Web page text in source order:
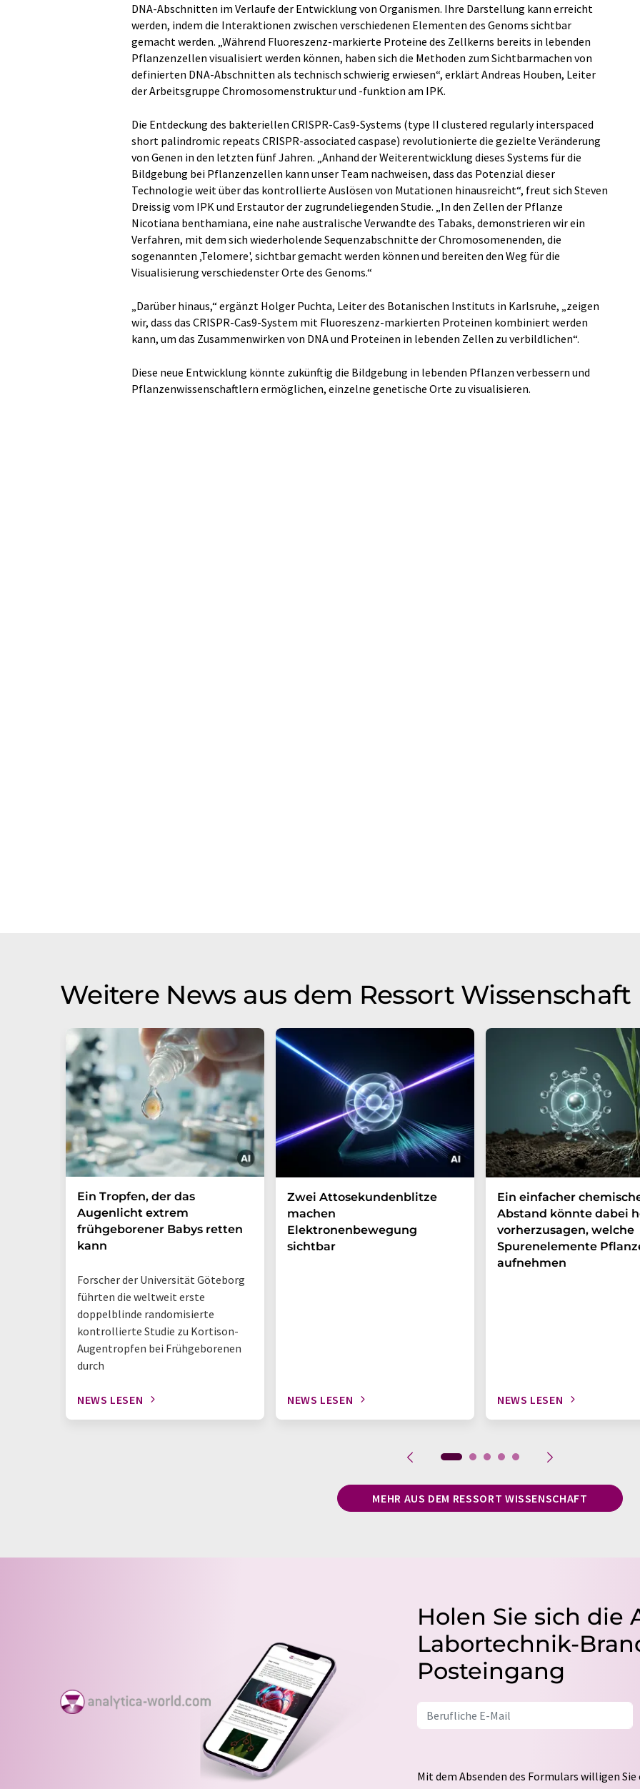
DNA-Abschnitten im Verlaufe der Entwicklung von Organismen. Ihre Darstellung kann erreicht
werden, indem die Interaktionen zwischen verschiedenen Elementen des Genoms sichtbar
gemacht werden. „Während Fluoreszenz-markierte Proteine des Zellkerns bereits in lebenden
Pflanzenzellen visualisiert werden können, haben sich die Methoden zum Sichtbarmachen von
definierten DNA-Abschnitten als technisch schwierig erwiesen“, erklärt Andreas Houben, Leiter
der Arbeitsgruppe Chromosomenstruktur und -funktion am IPK.
Die Entdeckung des bakteriellen CRISPR-Cas9-Systems (type II clustered regularly interspaced
short palindromic repeats CRISPR-associated caspase) revolutionierte die gezielte Veränderung
von Genen in den letzten fünf Jahren. „Anhand der Weiterentwicklung dieses Systems für die
Bildgebung bei Pflanzenzellen kann unser Team nachweisen, dass das Potenzial dieser
Technologie weit über das kontrollierte Auslösen von Mutationen hinausreicht“, freut sich Steven
Dreissig vom IPK und Erstautor der zugrundeliegenden Studie. „In den Zellen der Pflanze
Nicotiana benthamiana, eine nahe australische Verwandte des Tabaks, demonstrieren wir ein
Verfahren, mit dem sich wiederholende Sequenzabschnitte der Chromosomenenden, die
sogenannten ‚Telomere', sichtbar gemacht werden können und bereiten den Weg für die
Visualisierung verschiedenster Orte des Genoms.“
„Darüber hinaus,“ ergänzt Holger Puchta, Leiter des Botanischen Instituts in Karlsruhe, „zeigen
wir, dass das CRISPR-Cas9-System mit Fluoreszenz-markierten Proteinen kombiniert werden
kann, um das Zusammenwirken von DNA und Proteinen in lebenden Zellen zu verbildlichen“.
Diese neue Entwicklung könnte zukünftig die Bildgebung in lebenden Pflanzen verbessern und
Pflanzenwissenschaftlern ermöglichen, einzelne genetische Orte zu visualisieren.
Weitere News aus dem Ressort Wissenschaft
Ein Tropfen, der das
Augenlicht extrem
frühgeborener Babys retten
kann
Forscher der Universität Göteborg
führten die weltweit erste
doppelblinde randomisierte
kontrollierte Studie zu Kortison-
Augentropfen bei Frühgeborenen
durch
NEWS LESEN
Zwei Attosekundenblitze
machen
Elektronenbewegung
sichtbar
NEWS LESEN
Ein einfacher
Abstand könnte dabei
vorherzusagen, welche
Spurenelemente
aufnehmen
NEWS LESEN
MEHR AUS DEM RESSORT WISSENSCHAFT
Holen Sie sich die
Labortechnik-
Posteingang
Mit dem Absenden des Formulars willigen Sie